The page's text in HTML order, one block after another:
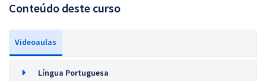
Conteúdo deste curso
Videoaulas
Língua Portuguesa